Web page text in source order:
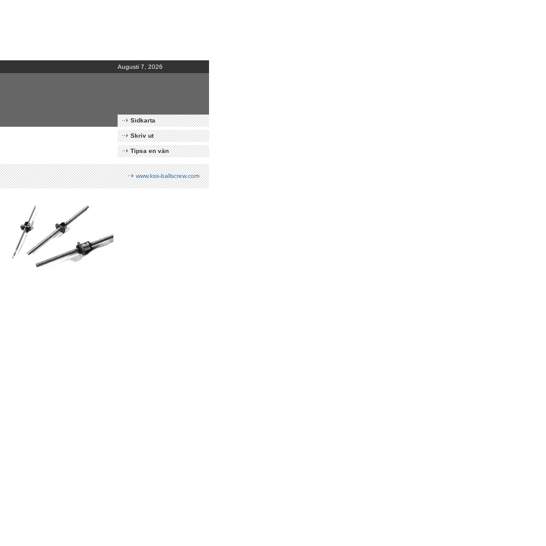
Augusti 7, 2026
Sidkarta
Skriv ut
Tipsa en vän
www.kss-ballscrew.com